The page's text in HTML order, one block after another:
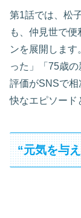
第1話では、松
も、仲見世で
ンを展開しま
った」「75歳
評価がSNSで
快なエピソード
“元気を与